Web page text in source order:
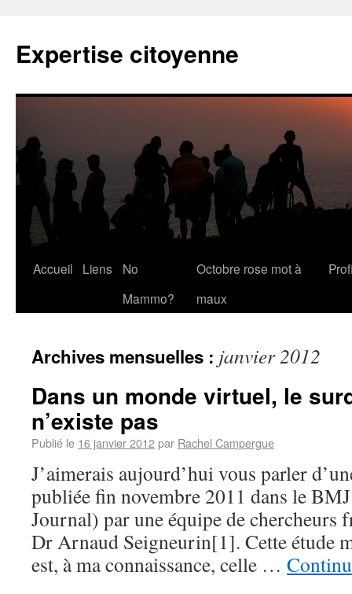
Expertise citoyenne
Accueil Liens
No
Mammo?
Octobre rose mot à
maux
Archives mensuelles : janvier 2012
Dans un monde virtuel, le
n’existe pas
Publié le 16 janvier 2012par Rachel Campergue
J’aimerais aujourd’hui vous parler
publiée fin novembre 2011 dans le
Journal) par une équipe de chercheurs
Dr Arnaud Seigneurin[1]. Cette étude
est, à ma connaissance, celle …